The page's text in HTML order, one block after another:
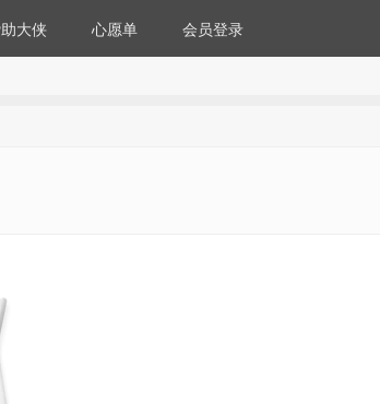
大侠 心愿单 会员登录